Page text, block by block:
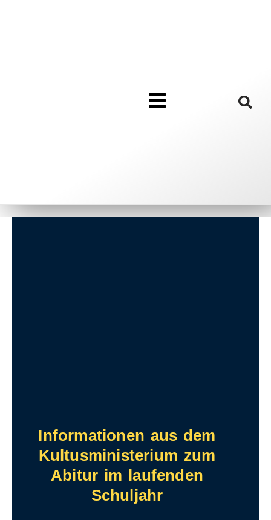
Informationen aus dem
Kultusministerium zum
Abitur im laufenden
Schuljahr